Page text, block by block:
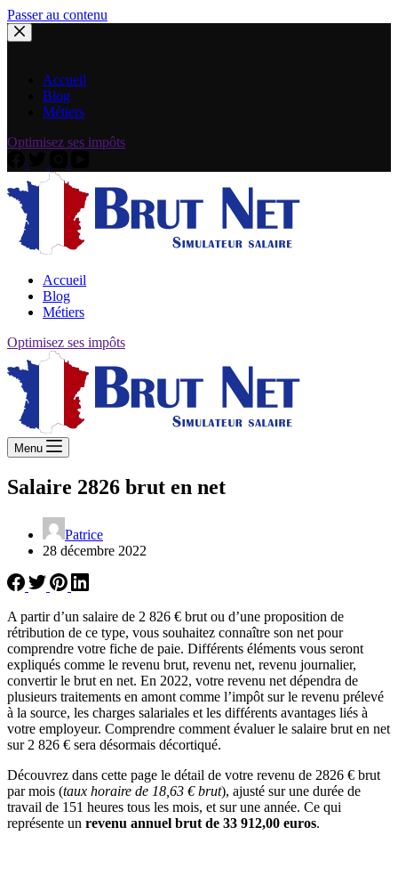
Passer au contenu
Accueil
Blog
Métiers
Optimisez ses impôts
Accueil
Blog
Métiers
Optimisez ses impôts
Menu
Salaire 2826 brut en net
Patrice
28 décembre 2022
A partir d’un salaire de 2 826 € brut ou d’une proposition de
rétribution de ce type, vous souhaitez connaître son net pour
comprendre votre fiche de paie. Différents éléments vous seront
expliqués comme le revenu brut, revenu net, revenu journalier,
convertir le brut en net. En 2022, votre revenu net dépendra de
plusieurs traitements en amont comme l’impôt sur le revenu prélevé
à la source, les charges salariales et les différents avantages liés à
votre employeur. Comprendre comment évaluer le salaire brut en net
sur 2 826 € sera désormais décortiqué.
Découvrez dans cette page le détail de votre revenu de 2826 € brut
par mois (taux horaire de 18,63 € brut), ajusté sur une durée de
travail de 151 heures tous les mois, et sur une année. Ce qui
représente un revenu annuel brut de 33 912,00 euros.